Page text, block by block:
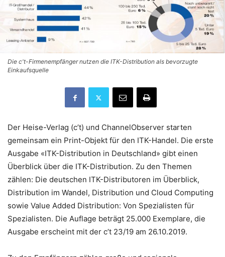
Die c't-Firmenempfänger nutzen die ITK-Distribution als bevorzugte
Einkaufsquelle
Der Heise-Verlag (c’t) und ChannelObserver starten
gemeinsam ein Print-Objekt für den ITK-Handel. Die erste
Ausgabe «ITK-Distribution in Deutschland» gibt einen
Überblick über die ITK-Distribution. Zu den Themen
zählen: Die deutschen ITK-Distributoren im Überblick,
Distribution im Wandel, Distribution und Cloud Computing
sowie Value Added Distribution: Von Spezialisten für
Spezialisten. Die Auflage beträgt 25.000 Exemplare, die
Ausgabe erscheint mit der c’t 23/19 am 26.10.2019.